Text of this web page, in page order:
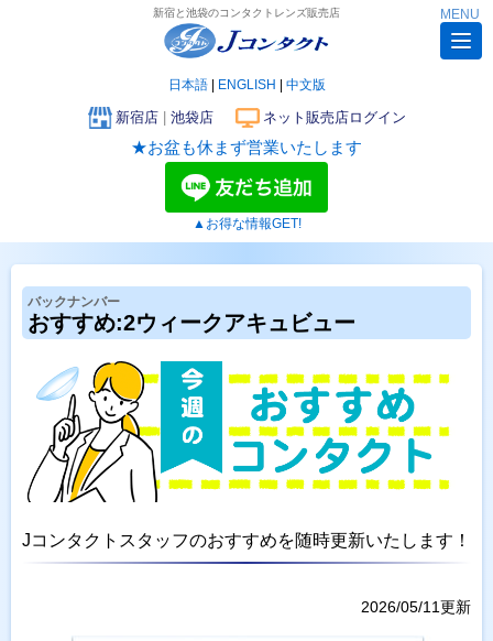
新宿と池袋のコンタクトレンズ販売店
日本語| ENGLISH 中文版
新宿店| 池袋店 ネット販売店ログイン
★お盆も休まず営業いたします
▲お得な情報GET!
MENU
バックナンバー
おすすめ:2ウィークアキュビュー
Jコンタクトスタッフのおすすめを随時更新いたします！
2026/05/11更新